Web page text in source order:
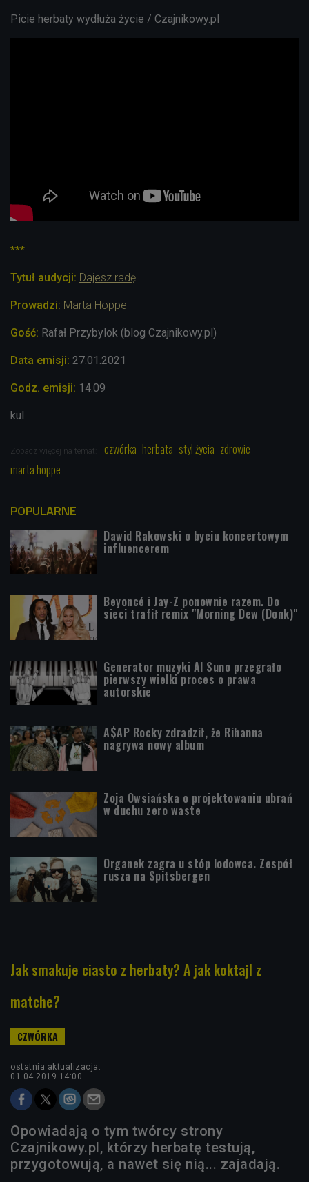
Picie herbaty wydłuża życie / Czajnikowy.pl
***
Tytuł audycji: Dajesz radę
Prowadzi: Marta Hoppe
Gość: Rafał Przybylok (blog Czajnikowy.pl)
Data emisji: 27.01.2021
Godz. emisji: 14.09
kul
Zobacz więcej na temat: czwórka herbata styl życia zdrowie
marta hoppe
POPULARNE
Dawid Rakowski o byciu koncertowym
influencerem
Beyoncé i Jay-Z ponownie razem. Do
sieci trafił remix "Morning Dew (Donk)"
Generator muzyki AI Suno przegrało
pierwszy wielki proces o prawa
autorskie
A$AP Rocky zdradził, że Rihanna
nagrywa nowy album
Zoja Owsiańska o projektowaniu ubrań
w duchu zero waste
Organek zagra u stóp lodowca. Zespół
rusza na Spitsbergen
Jak smakuje ciasto z herbaty? A jak koktajl z
matche?
ostatnia aktualizacja:
01.04.2019 14:00
Opowiadają o tym twórcy strony
Czajnikowy.pl, którzy herbatę testują,
przygotowują, a nawet się nią... zajadają.